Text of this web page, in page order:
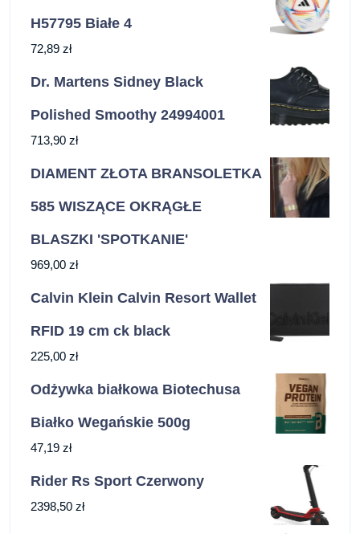
H57795 Białe 4
72,89 zł
Dr. Martens Sidney Black
Polished Smoothy 24994001
713,90 zł
DIAMENT ZŁOTA BRANSOLETKA
585 WISZĄCE OKRĄGŁE
BLASZKI 'SPOTKANIE'
969,00 zł
Calvin Klein Calvin Resort Wallet
RFID 19 cm ck black
225,00 zł
Odżywka białkowa Biotechusa
Białko Wegańskie 500g
47,19 zł
Rider Rs Sport Czerwony
2398,50 zł